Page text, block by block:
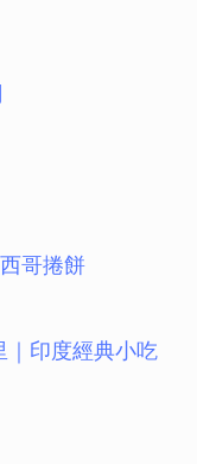
哥捲餅
｜印度經典小吃